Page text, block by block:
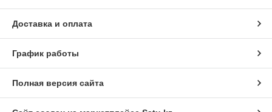
Доставка и оплата
График работы
Полная версия сайта